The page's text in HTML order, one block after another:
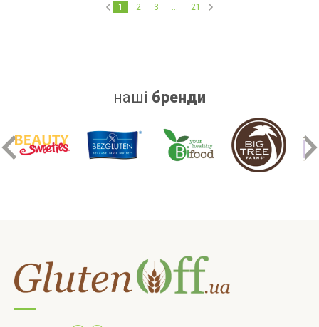
1 2 3 21
наші бренди